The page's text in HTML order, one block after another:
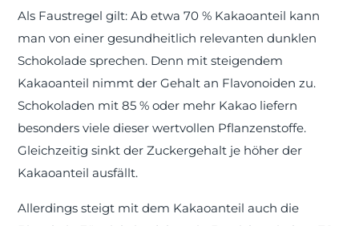
Als Faustregel gilt: Ab etwa 70 % Kakaoanteil kann
man von einer gesundheitlich relevanten dunklen
Schokolade sprechen. Denn mit steigendem
Kakaoanteil nimmt der Gehalt an Flavonoiden zu.
Schokoladen mit 85 % oder mehr Kakao liefern
besonders viele dieser wertvollen Pflanzenstoffe.
Gleichzeitig sinkt der Zuckergehalt je höher der
Kakaoanteil ausfällt.
Allerdings steigt mit dem Kakaoanteil auch die